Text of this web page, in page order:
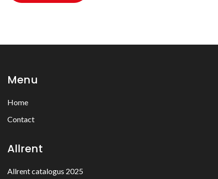
Menu
Home
Contact
Allrent
Allrent catalogus 2025